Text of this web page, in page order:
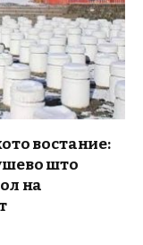
востание:
што
на